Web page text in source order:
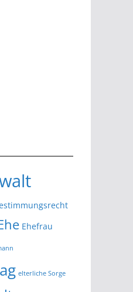
Ehefrau
elterliche Sorge